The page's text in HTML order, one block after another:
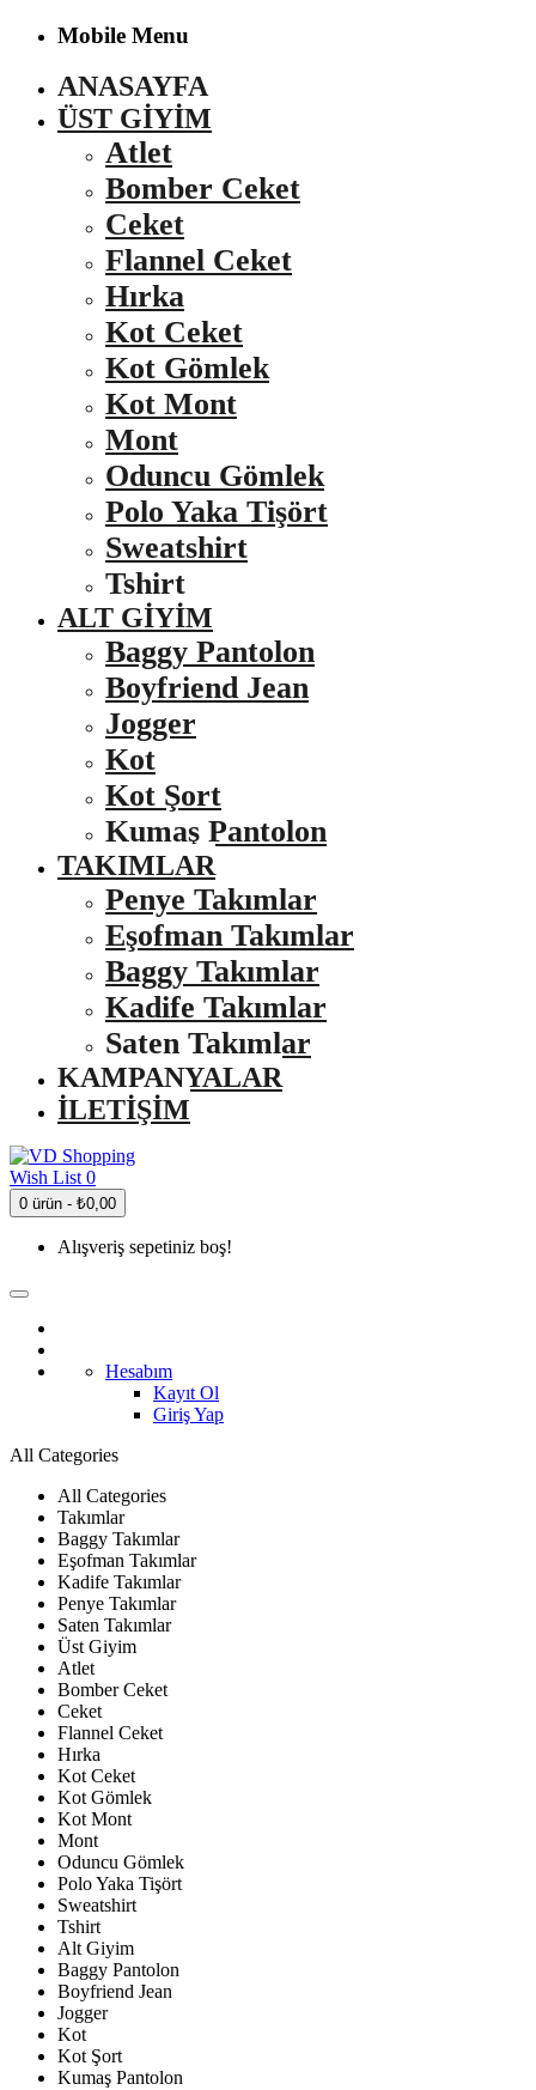
Mobile Menu
ANASAYFA
ÜST GIYIM
Atlet
Bomber Ceket
Ceket
Flannel Ceket
Hırka
Kot Ceket
Kot Gömlek
Kot Mont
Mont
Oduncu Gömlek
Polo Yaka Tişört
Sweatshirt
Tshirt
ALT GIYIM
Baggy Pantolon
Boyfriend Jean
Jogger
Kot
Kot Şort
Kumaş Pantolon
TAKIMLAR
Penye Takımlar
Eşofman Takımlar
Baggy Takımlar
Kadife Takımlar
Saten Takımlar
KAMPANYALAR
İLETIŞIM
Wish List 0
0 ürün - ₺0,00
Alışveriş sepetiniz boş!
Hesabım
Kayıt Ol
Giriş Yap
All Categories
All Categories
Takımlar
Baggy Takımlar
Eşofman Takımlar
Kadife Takımlar
Penye Takımlar
Saten Takımlar
Üst Giyim
Atlet
Bomber Ceket
Ceket
Flannel Ceket
Hırka
Kot Ceket
Kot Gömlek
Kot Mont
Mont
Oduncu Gömlek
Polo Yaka Tişört
Sweatshirt
Tshirt
Alt Giyim
Baggy Pantolon
Boyfriend Jean
Jogger
Kot
Kot Şort
Kumaş Pantolon